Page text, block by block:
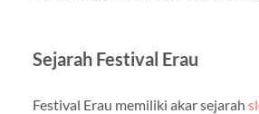
Sejarah Festival Erau
Festival Erau memiliki akar sejarah